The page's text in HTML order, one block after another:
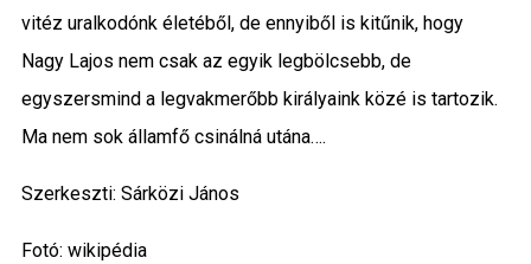
vitéz uralkodónk életéből, de ennyiből is kitűnik, hogy
Nagy Lajos nem csak az egyik legbölcsebb, de
egyszersmind a legvakmerőbb királyaink közé is tartozik.
Ma nem sok államfő csinálná utána….
Szerkeszti: Sárközi János
Fotó: wikipédia